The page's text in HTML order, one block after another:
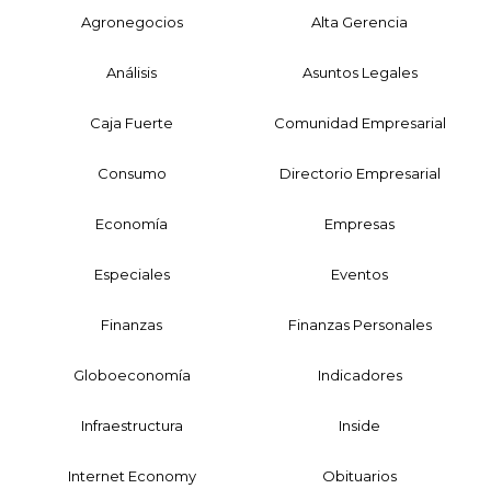
Agronegocios Alta Gerencia
Análisis Asuntos Legales
Caja Fuerte Comunidad Empresarial
Consumo Directorio Empresarial
Economía Empresas
Especiales Eventos
Finanzas Finanzas Personales
Globoeconomía Indicadores
Infraestructura Inside
Internet Economy Obituarios